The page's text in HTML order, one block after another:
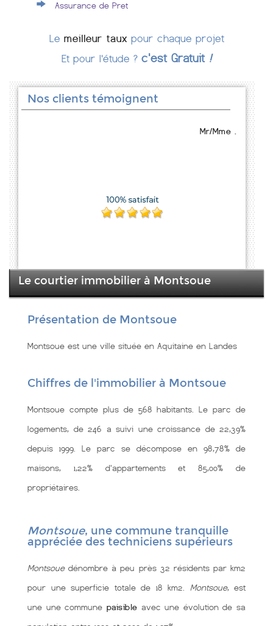
Assurance de Pret
Le meilleur taux pour chaque projet
Et pour l'étude ? c'est Gratuit !
Nos clients témoignent
Mr/Mme .
Le courtier immobilier à Montsoue
Présentation de Montsoue
Montsoue est une ville située en Aquitaine en Landes
Chiffres de l'immobilier à Montsoue
Montsoue compte plus de 568 habitants. Le parc de
logements, de 246 a suivi une croissance de 22,39%
depuis 1999. Le parc se décompose en 98,78% de
maisons, 1,22% d'appartements et 85,00% de
propriétaires.
Montsoue, une commune tranquille
appréciée des techniciens supérieurs
Montsouedénombre à peu près 32 résidents par km2
pour une superficie totale de 18 km2. Montsoue, est
une une commune paisibleavec une évolution de sa